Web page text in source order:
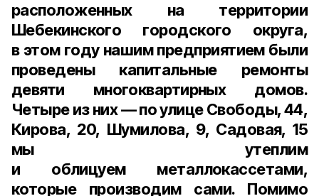
расположенных на территории
Шебекинского городского округа,
в этом году нашим предприятием были
проведены капитальные ремонты
девяти многоквартирных домов.
Четыре из них — по улице Свободы, 44,
Кирова, 20, Шумилова, 9, Садовая, 15
мы утеплим
и облицуем металлокассетами,
которые производим сами. Помимо